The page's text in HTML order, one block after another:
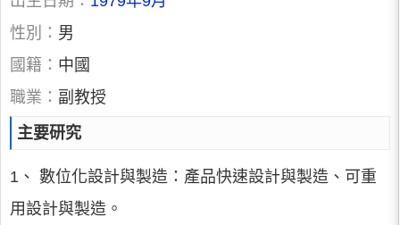
性別： 男
國籍： 中國
職業： 副教授
主要研究
1、 數位化設計與製造：產品快速設計與製造、可重
用設計與製造。